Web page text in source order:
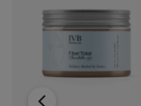
‹